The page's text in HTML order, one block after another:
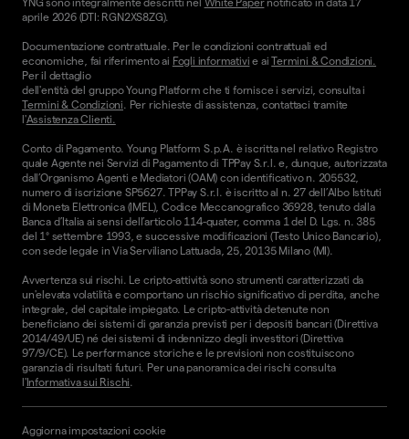
aprile 2026 (DTI: RGN2XS8ZG).
Documentazione contrattuale. Per le condizioni contrattuali ed
economiche, fai riferimento ai Fogli informativi e aiTermini & Condizioni.
Per il dettaglio
dell'entità del gruppo Young Platform che ti fornisce i servizi, consulta i
Termini & Condizioni. Per richieste di assistenza, contattaci tramite
l'Assistenza Clienti.
Conto di Pagamento. Young Platform S.p.A. è iscritta nel relativo Registro
quale Agente nei Servizi di Pagamento di TPPay S.r.l. e, dunque, autorizzata
dall’Organismo Agenti e Mediatori (OAM) con identificativo n. 205532,
numero di iscrizione SP5627. TPPay S.r.l. è iscritto al n. 27 dell’Albo Istituti
di Moneta Elettronica (IMEL), Codice Meccanografico 36928, tenuto dalla
Banca d’Italia ai sensi dell’articolo 114-quater, comma 1 del D. Lgs. n. 385
del 1° settembre 1993, e successive modificazioni (Testo Unico Bancario),
con sede legale in Via Serviliano Lattuada, 25, 20135 Milano (MI).
Avvertenza sui rischi. Le cripto-attività sono strumenti caratterizzati da
un'elevata volatilità e comportano un rischio significativo di perdita, anche
integrale, del capitale impiegato. Le cripto-attività detenute non
beneficiano dei sistemi di garanzia previsti per i depositi bancari (Direttiva
2014/49/UE) né dei sistemi di indennizzo degli investitori (Direttiva
97/9/CE). Le performance storiche e le previsioni non costituiscono
garanzia di risultati futuri. Per una panoramica dei rischi consulta
l'Informativa sui Rischi.
Aggiorna impostazioni cookie